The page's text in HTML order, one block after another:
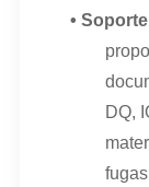
•
DQ,